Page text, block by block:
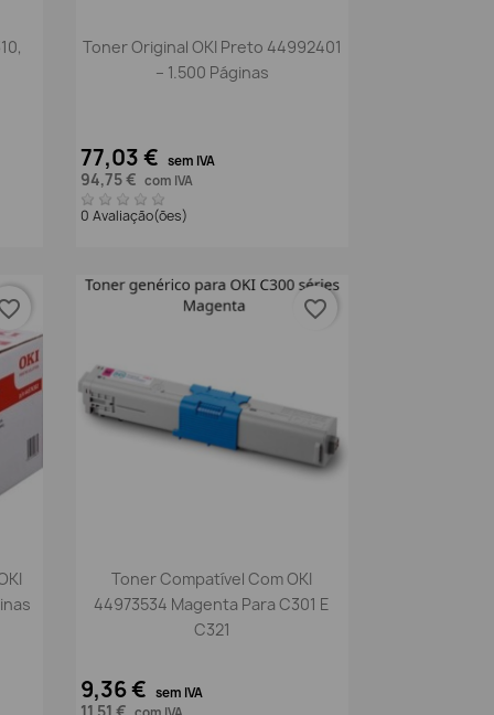
Vista rápida
Toner Original OKI Preto 44992401
– 1.500 Páginas
77,03 € sem IVA
94,75 € com IVA
0 Avaliação(ões)
Vista rápida
Toner Compatível Com OKI
44973534 Magenta Para C301 E
C321
9,36 € sem IVA
favorite_border